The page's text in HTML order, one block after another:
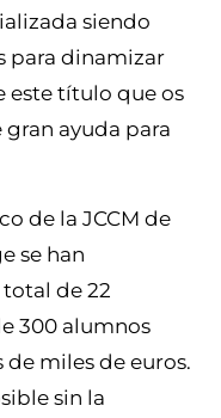
siendo
para dinamizar
este título que os
gran ayuda para
de la JCCM de
se han
de 22
300 alumnos
miles de euros.
sin la